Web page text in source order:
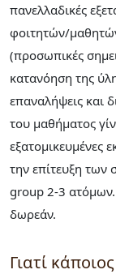
πανελλαδικές
φοιτητών/
(προσωπικές
κατανόηση της
επαναλήψεις και
του μαθήματος
εξατομικευμένες
την επίτευξη των
group 2-3 ατόμων.
δωρεάν.
Γιατί